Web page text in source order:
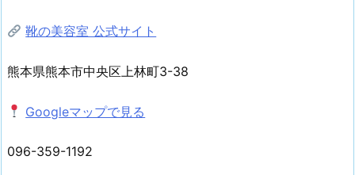
靴の美容室 公式サイト
熊本県熊本市中央区上林町3-38
Googleマップで見る
096-359-1192